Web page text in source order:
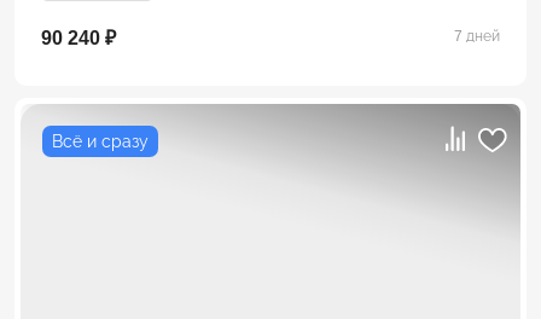
90 240 ₽ 7 дней
Всё и сразу